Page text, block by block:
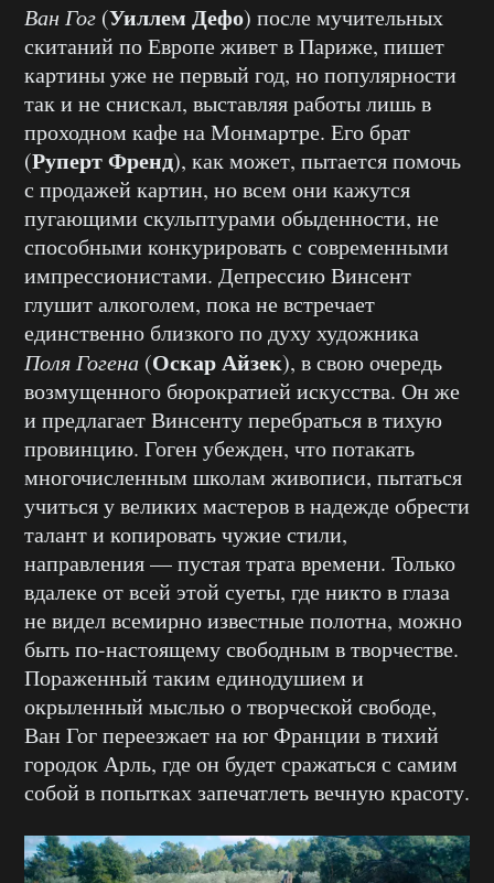
Ван Гог (Уиллем Дефо) после мучительных
скитаний по Европе живет в Париже, пишет
картины уже не первый год, но популярности
так и не снискал, выставляя работы лишь в
проходном кафе на Монмартре. Его брат
(Руперт Френд), как может, пытается помочь
с продажей картин, но всем они кажутся
пугающими скульптурами обыденности, не
способными конкурировать с современными
импрессионистами. Депрессию Винсент
глушит алкоголем, пока не встречает
единственно близкого по духу художника
Поля Гогена (Оскар Айзек), в свою очередь
возмущенного бюрократией искусства. Он же
и предлагает Винсенту перебраться в тихую
провинцию. Гоген убежден, что потакать
многочисленным школам живописи, пытаться
учиться у великих мастеров в надежде обрести
талант и копировать чужие стили,
направления — пустая трата времени. Только
вдалеке от всей этой суеты, где никто в глаза
не видел всемирно известные полотна, можно
быть по-настоящему свободным в творчестве.
Пораженный таким единодушием и
окрыленный мыслью о творческой свободе,
Ван Гог переезжает на юг Франции в тихий
городок Арль, где он будет сражаться с самим
собой в попытках запечатлеть вечную красоту.